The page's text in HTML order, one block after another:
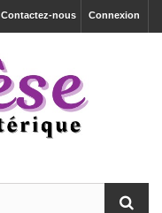
Connexion
Contactez-nous